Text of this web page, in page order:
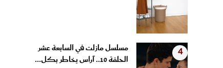
4
مسلسل مازلت في السابعة عشر
الحلقة 10.. آراس يخاطر بكل...